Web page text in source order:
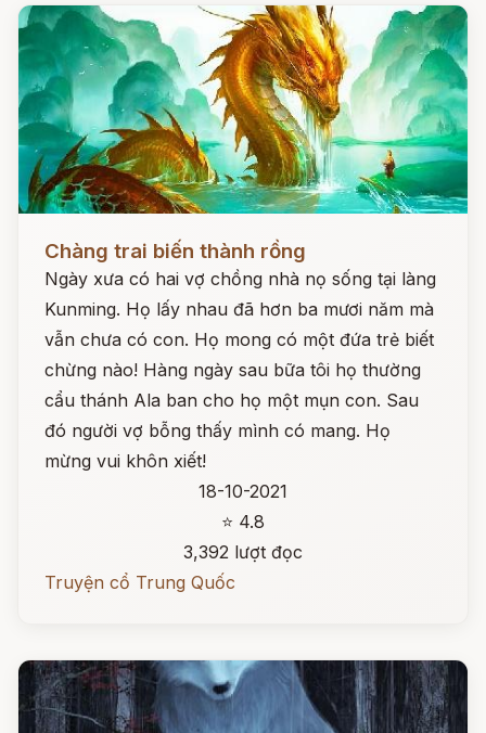
Chàng trai biến thành rồng
Ngày xưa có hai vợ chồng nhà nọ sống tại làng
Kunming. Họ lấy nhau đã hơn ba mươi năm mà
vẫn chưa có con. Họ mong có một đứa trẻ biết
chừng nào! Hàng ngày sau bữa tôi họ thường
cẩu thánh Ala ban cho họ một mụn con. Sau
đó người vợ bỗng thấy mình có mang. Họ
mừng vui khôn xiết!
18-10-2021
⭐ 4.8
3,392 lượt đọc
Truyện cổ Trung Quốc